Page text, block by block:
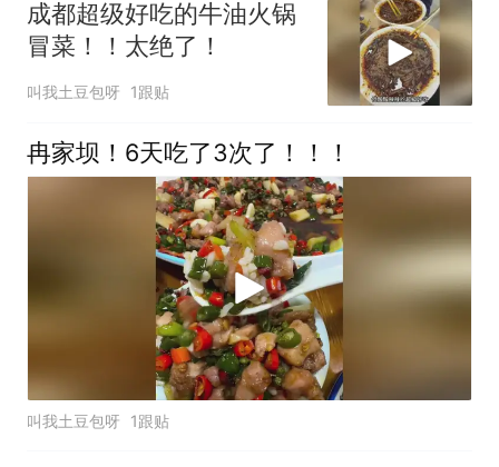
成都超级好吃的牛油火锅
冒菜！！太绝了！
叫我土豆包呀 1跟贴
冉家坝！6天吃了3次了！！！
叫我土豆包呀 1跟贴